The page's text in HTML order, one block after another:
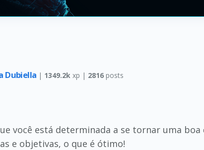
Dubiella | 1349.2k xp | 2816posts
você está determinada a se tornar uma
e objetivas, o que é ótimo!